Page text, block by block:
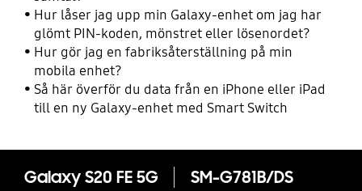
Hur låser jag upp min Galaxy-enhet om jag har
glömt PIN-koden, mönstret eller lösenordet?
Hur gör jag en fabriksåterställning på min
mobila enhet?
Så här överför du data från en iPhone eller iPad
till en ny Galaxy-enhet med Smart Switch
Galaxy S20 FE 5G SM-G781B/DS